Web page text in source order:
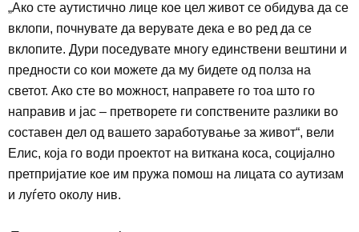
„Ако сте аутистично лице кое цел живот се обидува да се
вклопи, почнувате да верувате дека е во ред да се
вклопите. Дури поседувате многу единствени вештини и
предности со кои можете да му бидете од полза на
светот. Ако сте во можност, направете го тоа што го
направив и јас – претворете ги сопствените разлики во
составен дел од вашето заработување за живот“, вели
Елис, која го води проектот на виткана коса, социјално
претпријатие кое им пружа помош на лицата со аутизам
и луѓето околу нив.